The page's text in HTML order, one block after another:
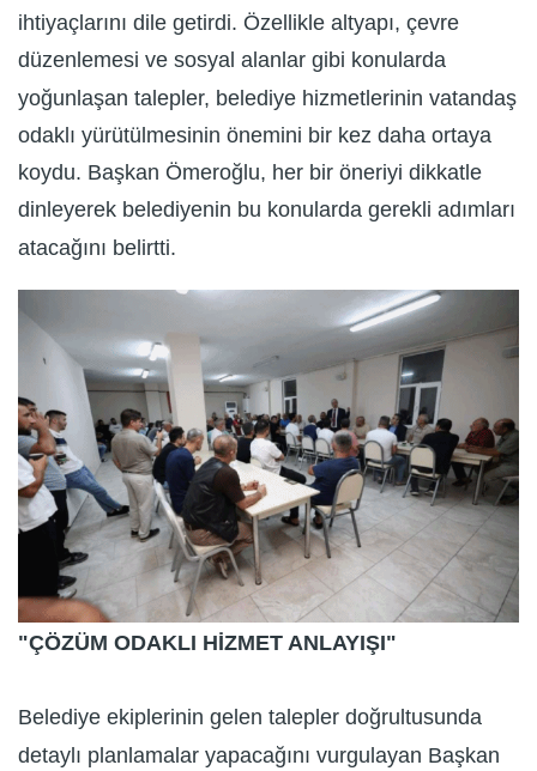
ihtiyaçlarını dile getirdi. Özellikle altyapı, çevre
düzenlemesi ve sosyal alanlar gibi konularda
yoğunlaşan talepler, belediye hizmetlerinin vatandaş
odaklı yürütülmesinin önemini bir kez daha ortaya
koydu. Başkan Ömeroğlu, her bir öneriyi dikkatle
dinleyerek belediyenin bu konularda gerekli adımları
atacağını belirtti.
"ÇÖZÜM ODAKLI HİZMET ANLAYIŞI"
Belediye ekiplerinin gelen talepler doğrultusunda
detaylı planlamalar yapacağını vurgulayan Başkan